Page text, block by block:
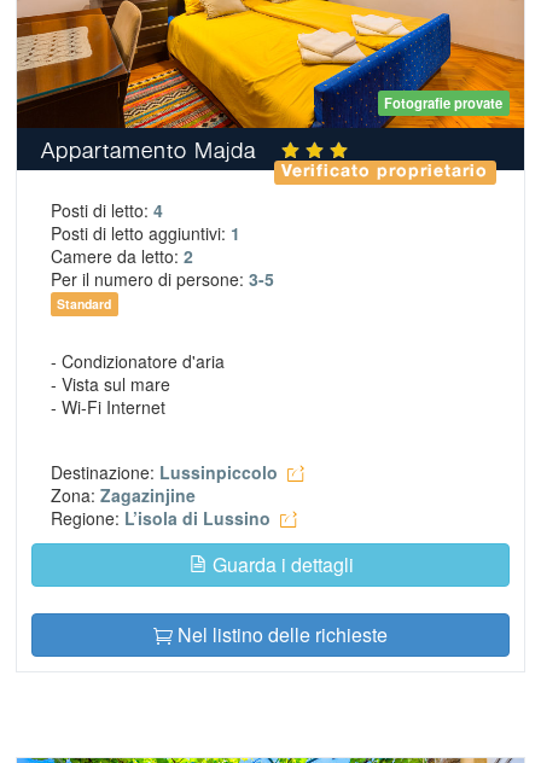
Fotografie provate
Appartamento Majda
Verificato proprietario
Posti di letto: 4
Posti di letto aggiuntivi: 1
Camere da letto: 2
Per il numero di persone: 3-5
Standard
- Condizionatore d'aria
- Vista sul mare
- Wi-Fi Internet
Destinazione: Lussinpiccolo
Zona: Zagazinjine
Regione: L’isola di Lussino
Guarda i dettagli
Nel listino delle richieste